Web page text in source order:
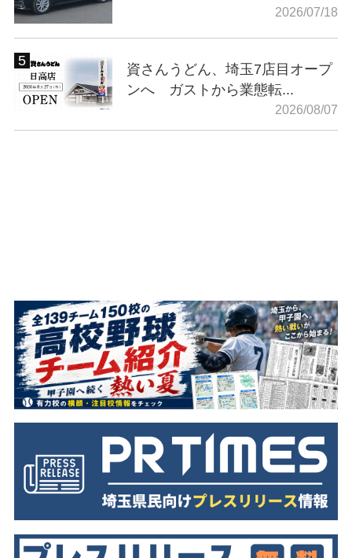
2026/07/18
資さんうどん、埼玉7店目オープ
ンへ ガストから業態転...
2026/08/07